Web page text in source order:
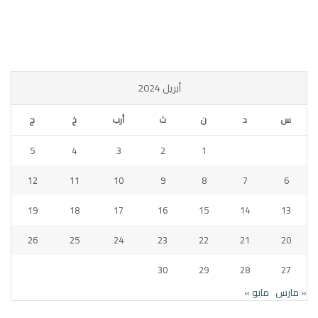
أبريل 2024
س د ن ث أرب خ ج
1
2
3
4
5
6
7
8
9
10
11
12
13
14
15
16
17
18
19
20
21
22
23
24
25
26
27
28
29
30
« مارس مايو »